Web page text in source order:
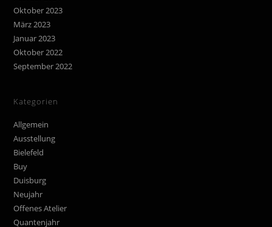
Oktober 2023
März 2023
Januar 2023
Oktober 2022
September 2022
Kategorien
Allgemein
Ausstellung
Bielefeld
Buy
Duisburg
Neujahr
Offenes Atelier
Quantenjahr